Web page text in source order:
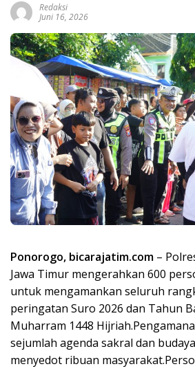
Redaksi
Juni 16, 2026
Ponorogo, bicarajatim.com –
Jawa Timur mengerahkan 600
untuk mengamankan seluruh
peringatan Suro 2026 dan Tahun
Muharram 1448
sejumlah agenda sakral dan
menyedot ribuan